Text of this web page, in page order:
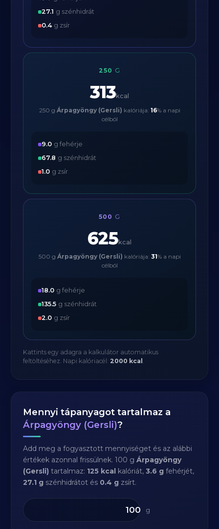
27.1 g szénhidrát
0.4 g zsír
250 G
313kcal
250 g Árpagyöngy (Gersli) kalóriája: 16% a napi
célból
9.0 g fehérje
67.8 g szénhidrát
1.0 g zsír
500 G
625kcal
500 g Árpagyöngy (Gersli) kalóriája: 31% a napi
célból
18.0 g fehérje
135.5 g szénhidrát
2.0 g zsír
Kattints egy adagra a kalkulátor automatikus
feltöltéséhez. Napi kalóriacél: 2000 kcal .
Mennyi tápanyagot tartalmaz a
Árpagyöngy (Gersli)?
Add meg a fogyasztott mennyiséget és az alábbi
értékek azonnal frissülnek. 100 gÁrpagyöngy
(Gersli) tartalmaz: 125 kcal kalóriát,3.6 g fehérjét,
27.1 g szénhidrátot és 0.4 g zsírt.
g